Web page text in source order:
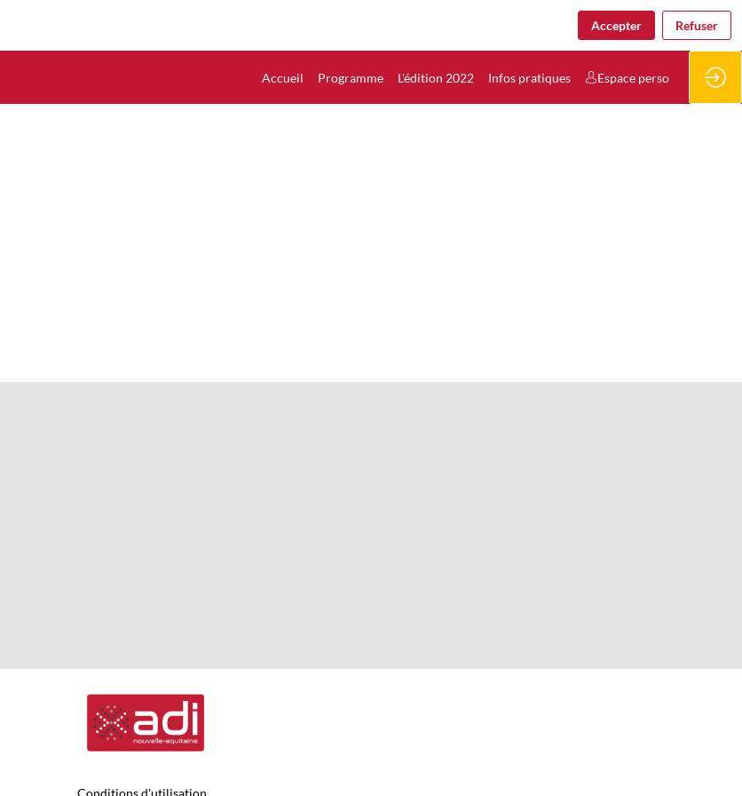
Accueil Programme L'édition 2022 Infos pratiques Espace perso
Accepter Refuser